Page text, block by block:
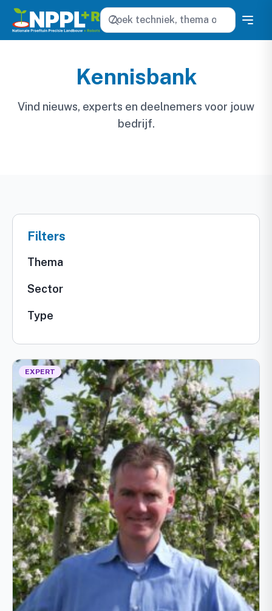
Zoeken
Kennisbank
Vind nieuws, experts en deelnemers voor jouw
bedrijf.
Filters
Thema
Sector
Type
EXPERT